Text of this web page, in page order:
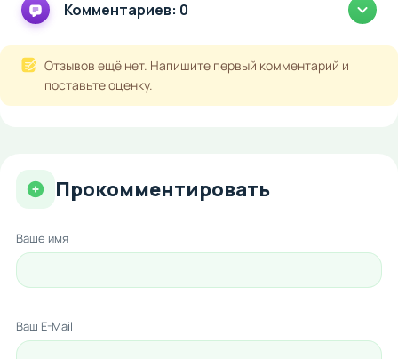
Комментариев: 0
Отзывов ещё нет. Напишите первый комментарий и
поставьте оценку.
Прокомментировать
Ваше имя
Ваш E-Mail